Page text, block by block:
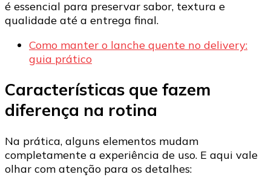
é essencial para preservar sabor, textura e
qualidade até a entrega final.
Como manter o lanche quente no delivery:
guia prático
Características que fazem
diferença na rotina
Na prática, alguns elementos mudam
completamente a experiência de uso. E aqui vale
olhar com atenção para os detalhes: